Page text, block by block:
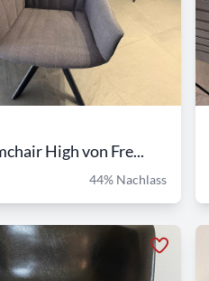
High von Fre...
44% Nachlass